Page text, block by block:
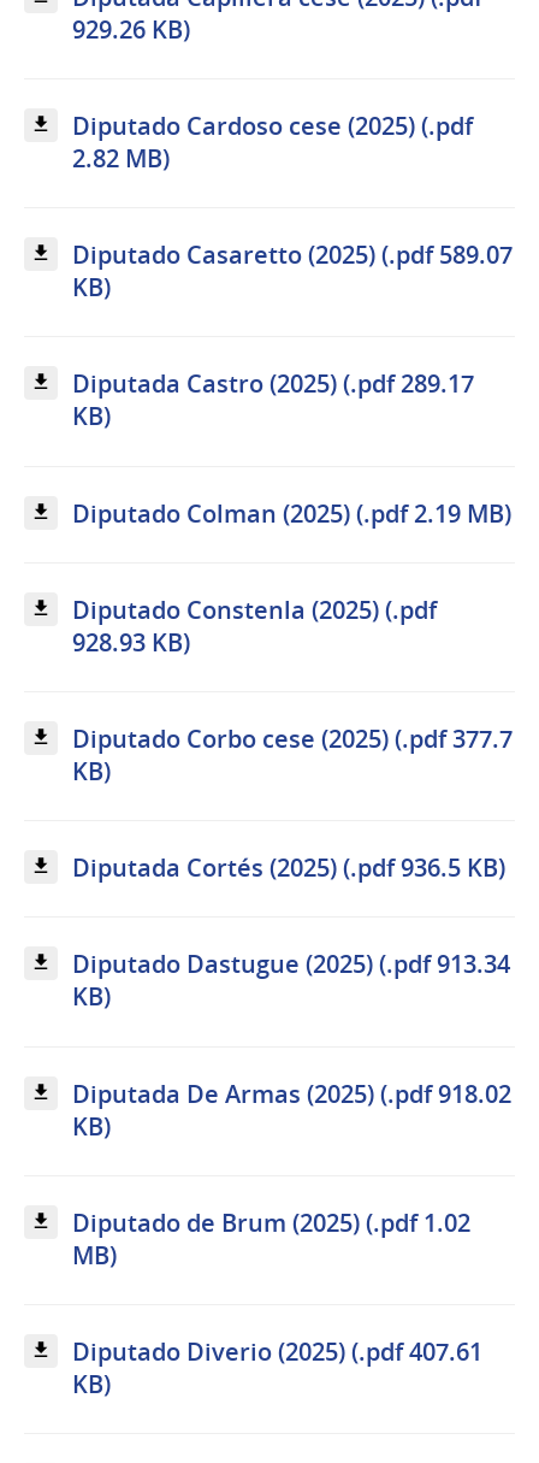
929.26 KB)
Diputado Cardoso cese (2025) (.pdf
2.82 MB)
Diputado Casaretto (2025) (.pdf 589.07
KB)
Diputada Castro (2025) (.pdf 289.17
KB)
Diputado Colman (2025) (.pdf 2.19 MB)
Diputado Constenla (2025) (.pdf
928.93 KB)
Diputado Corbo cese (2025) (.pdf 377.7
KB)
Diputada Cortés (2025) (.pdf 936.5 KB)
Diputado Dastugue (2025) (.pdf 913.34
KB)
Diputada De Armas (2025) (.pdf 918.02
KB)
Diputado de Brum (2025) (.pdf 1.02
MB)
Diputado Diverio (2025) (.pdf 407.61
KB)